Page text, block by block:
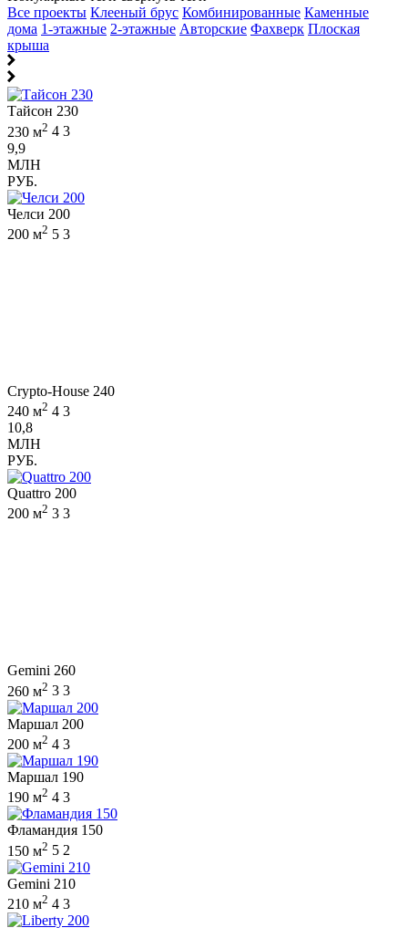
Все проекты Клееный брус Комбинированные Каменные
дома 1-этажные 2-этажные Авторские Фахверк Плоская
крыша
Тайсон 230
230 м2 4 3
9,9
МЛН
РУБ.
Челси 200
200 м2 5 3
Crypto-House 240
240 м2 4 3
10,8
МЛН
РУБ.
Quattro 200
200 м2 3 3
Gemini 260
260 м2 3 3
Маршал 200
200 м2 4 3
Маршал 190
190 м2 4 3
Фламандия 150
150 м2 5 2
Gemini 210
210 м2 4 3